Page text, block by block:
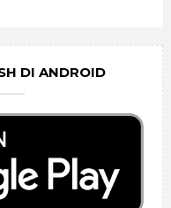
DI ANDROID